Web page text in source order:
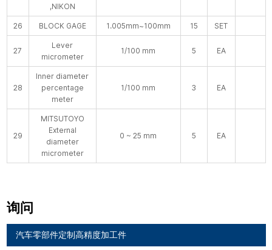
,NIKON
26 BLOCK GAGE 1.005mm~100mm 15 SET
27
Lever
micrometer
1/100 mm 5 EA
28
Inner diameter
percentage
meter
1/100 mm 3 EA
29
MITSUTOYO
External
diameter
micrometer
0 ~ 25 mm 5 EA
询问